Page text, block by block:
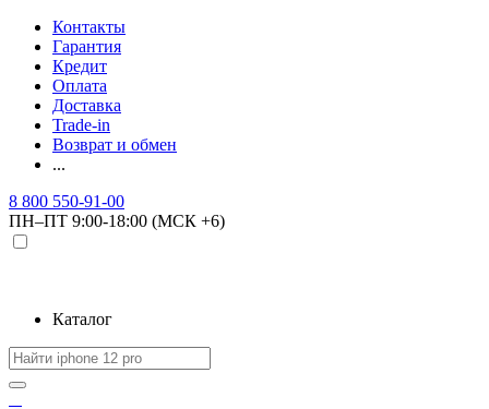
Контакты
Гарантия
Кредит
Оплата
Доставка
Trade-in
Возврат и обмен
...
8 800 550-91-00
ПН–ПТ 9:00-18:00 (МСК +6)
Каталог